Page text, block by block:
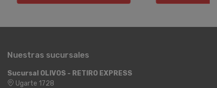
Nuestras sucursales
Sucursal OLIVOS - RETIRO EXPRESS
Ugarte 1728